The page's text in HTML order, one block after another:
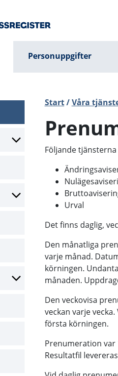
Personuppgifter
Start / Våra
Följande
Urval
Det finns daglig,
Den månatliga
varje månad.
körningen.
månaden.
Den veckovisa
veckan varje
första körningen.
Prenumeration var
Resultatfil